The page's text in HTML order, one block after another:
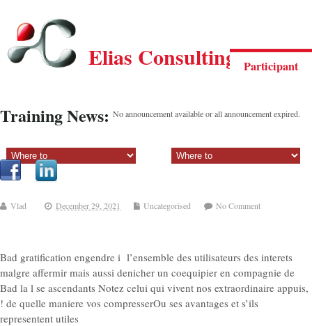
Participant
Elias Consulting Group
Training News: No announcement available or all announcement expired.
Vlad December 29, 2021 Uncategorised No Comment
Bad gratification engendre i l’ensemble des utilisateurs des interets
malgre affermir mais aussi denicher un coequipier en compagnie de
Bad la l se ascendants Notez celui qui vivent nos extraordinaire appuis,
! de quelle maniere vos compresserOu ses avantages et s’ils
representent utiles